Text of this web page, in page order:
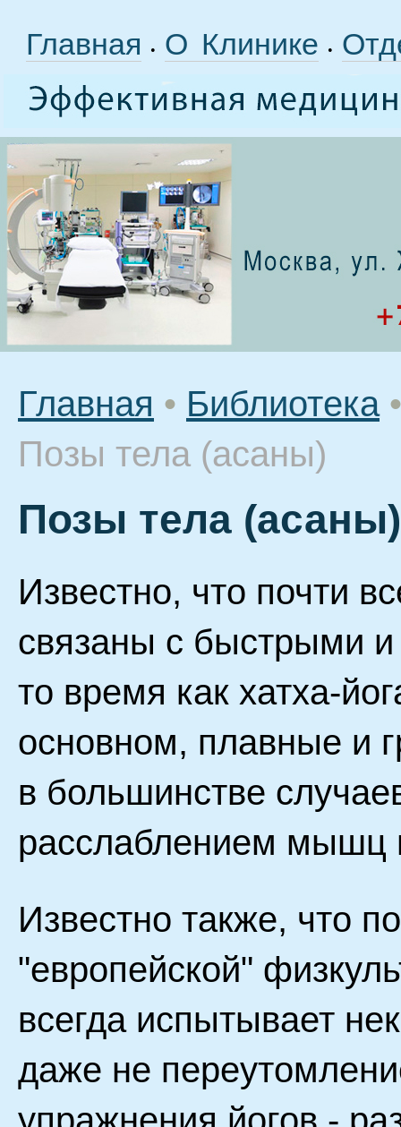
Главная • О Клинике •
Главная • Библиотека •
Позы тела (асаны)
Позы тела (асаны)
Известно, что почти
связаны с быстрыми
то время как хатха-
основном, плавные и
в большинстве
расслаблением мышц
Известно также, что
"европейской"
всегда испытывает
даже не